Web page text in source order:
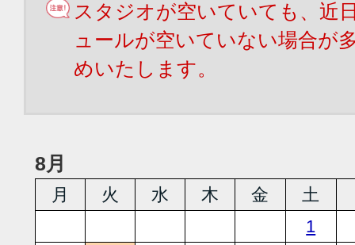
スタジオが空いていても、近
ュールが空いていない場合が
めいたします。
8月
月 火 水 木 金 土
1